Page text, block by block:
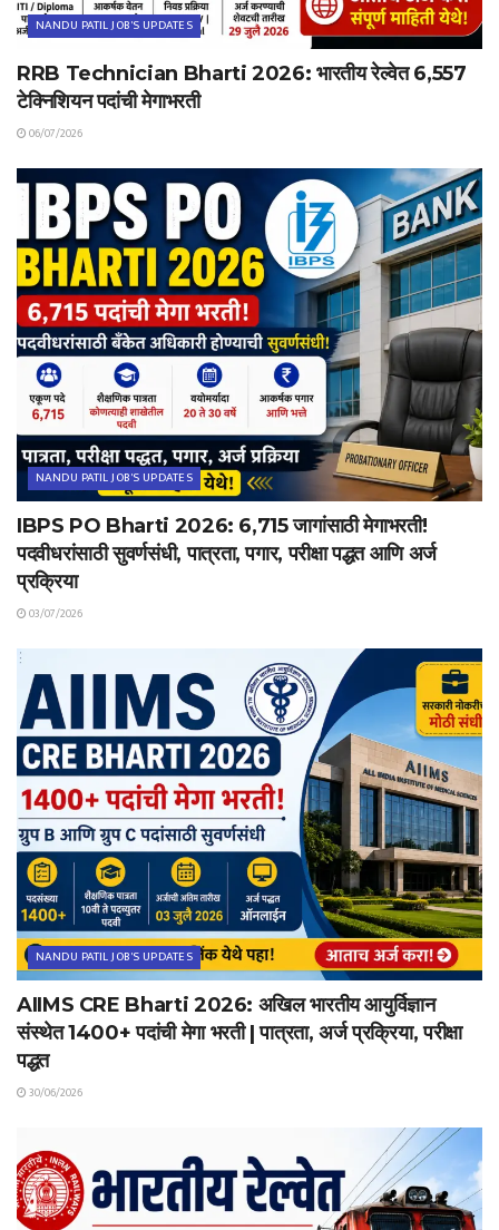
NANDU PATIL JOB'S UPDATES
RRB Technician Bharti 2026: भारतीय रेल्वेत 6,557
टेक्निशियन पदांची मेगाभरती
06/07/2026
NANDU PATIL JOB'S UPDATES
IBPS PO Bharti 2026: 6,715 जागांसाठी मेगाभरती!
पदवीधरांसाठी सुवर्णसंधी, पात्रता, पगार, परीक्षा पद्धत आणि अर्ज
प्रक्रिया
03/07/2026
NANDU PATIL JOB'S UPDATES
AIIMS CRE Bharti 2026: अखिल भारतीय आयुर्विज्ञान
संस्थेत 1400+ पदांची मेगा भरती | पात्रता, अर्ज प्रक्रिया, परीक्षा
पद्धत
30/06/2026